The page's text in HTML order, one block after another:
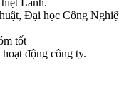
Đại học Công
tốt
động công ty.